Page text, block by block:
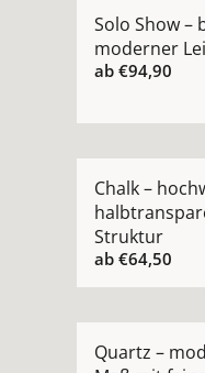
Solo Show –
moderner
ab €94,90
Chalk –
Struktur
ab €64,50
Quartz –